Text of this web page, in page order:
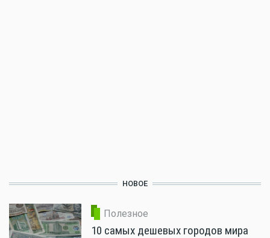
НОВОЕ
Полезное
10 самых дешевых городов мира